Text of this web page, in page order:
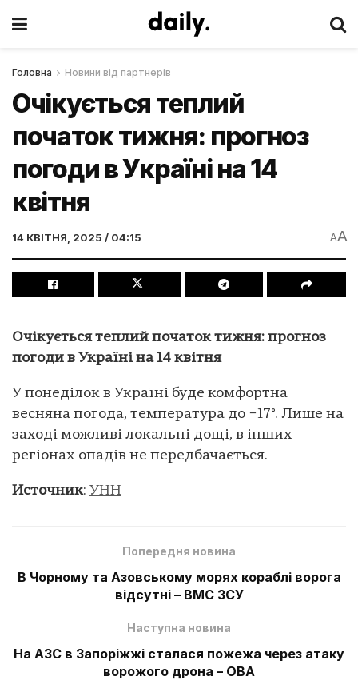
Головна Новини від партнерів
Очікується теплий
початок тижня: прогноз
погоди в Україні на 14
квітня
14 КВІТНЯ, 2025 / 04:15 AA
Очікується теплий початок тижня: прогноз
погоди в Україні на 14 квітня
У понеділок в Україні буде комфортна
весняна погода, температура до +17°. Лише на
заході можливі локальні дощі, в інших
регіонах опадів не передбачається.
Источник: УНН
Попередня новина
В Чорному та Азовському морях кораблі ворога
відсутні – ВМС ЗСУ
Наступна новина
На АЗС в Запоріжжі сталася пожежа через атаку
ворожого дрона – ОВА